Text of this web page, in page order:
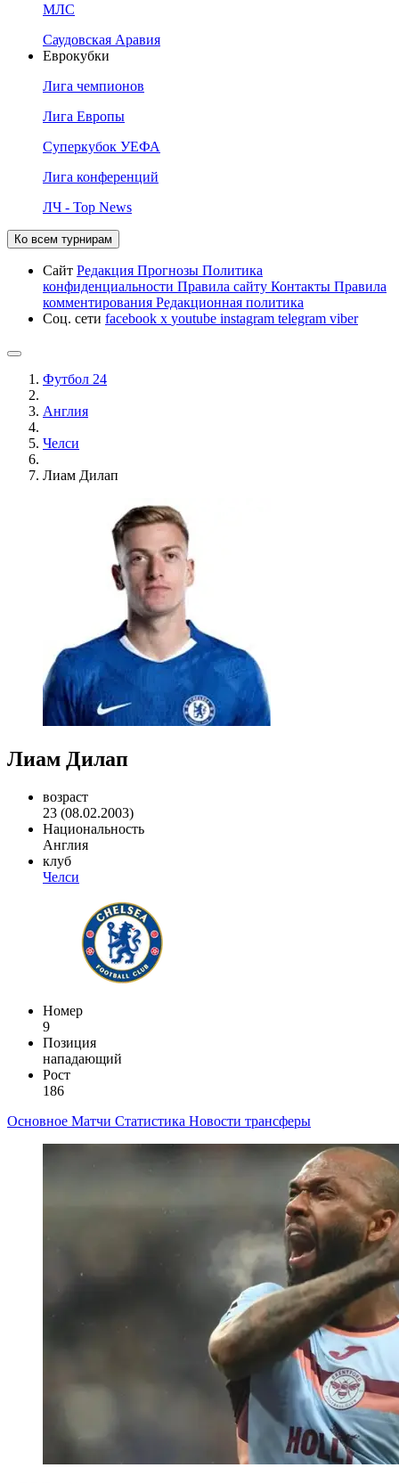
МЛС
Саудовская Аравия
Еврокубки
Лига чемпионов
Лига Европы
Суперкубок УЕФА
Лига конференций
ЛЧ - Top News
Ко всем турнирам
Сайт Редакция Прогнозы Политика
конфиденциальности Правила сайту Контакты Правила
комментирования Редакционная политика
Соц. сети facebook x youtube instagram telegram viber
Футбол 24
Англия
Челси
Лиам Дилап
Лиам Дилап
возраст
23 (08.02.2003)
Национальность
Англия
клуб
Челси
Номер
9
Позиция
нападающий
Рост
186
Основное Матчи Статистика Новости трансферы